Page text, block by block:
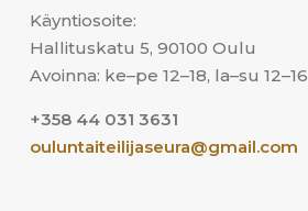
Käyntiosoite:
Hallituskatu 5, 90100 Oulu
Avoinna: ke–pe 12–18, la–su 12–16
+358 44 031 3631
ouluntaiteilijaseura@gmail.com